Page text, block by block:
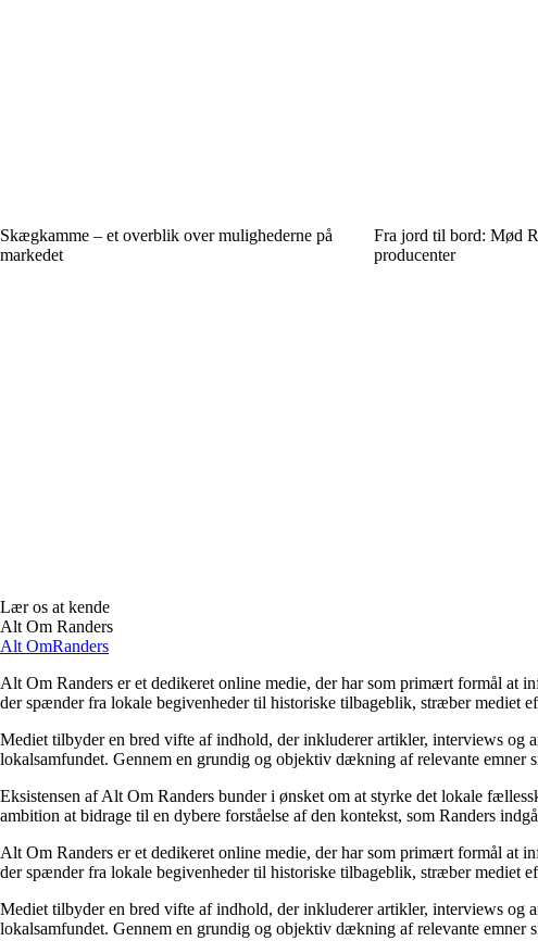
Skægkamme – et overblik over mulighederne på
markedet
Fra jord til bord: Mød
producenter
Lær os at kende
Alt Om Randers
Alt OmRanders
Alt Om Randers er et dedikeret online medie, der har som primært formål at
der spænder fra lokale begivenheder til historiske tilbageblik, stræber mediet
Mediet tilbyder en bred vifte af indhold, der inkluderer artikler, interviews og
lokalsamfundet. Gennem en grundig og objektiv dækning af relevante emner
Eksistensen af Alt Om Randers bunder i ønsket om at styrke det lokale
ambition at bidrage til en dybere forståelse af den kontekst, som Randers
Alt Om Randers er et dedikeret online medie, der har som primært formål at
der spænder fra lokale begivenheder til historiske tilbageblik, stræber mediet
Mediet tilbyder en bred vifte af indhold, der inkluderer artikler, interviews og
lokalsamfundet. Gennem en grundig og objektiv dækning af relevante emner